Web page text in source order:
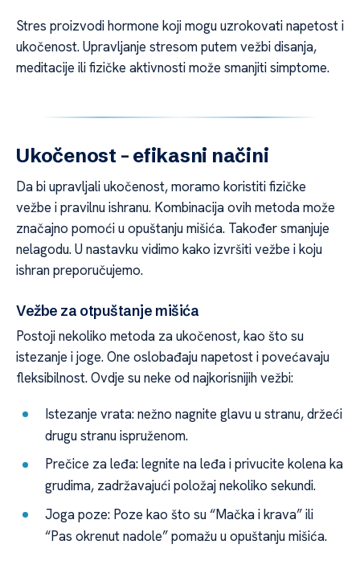
Stres proizvodi hormone koji mogu uzrokovati napetost i
ukočenost. Upravljanje stresom putem vežbi disanja,
meditacije ili fizičke aktivnosti može smanjiti simptome.
Ukočenost – efikasni načini
Da bi upravljali ukočenost, moramo koristiti fizičke
vežbe i pravilnu ishranu. Kombinacija ovih metoda može
značajno pomoći u opuštanju mišića. Također smanjuje
nelagodu. U nastavku vidimo kako izvršiti vežbe i koju
ishran preporučujemo.
Vežbe za otpuštanje mišića
Postoji nekoliko metoda za ukočenost, kao što su
istezanje i joge. One oslobađaju napetost i povećavaju
fleksibilnost. Ovdje su neke od najkorisnijih vežbi:
Istezanje vrata: nežno nagnite glavu u stranu, držeći
drugu stranu ispruženom.
Prečice za leđa: legnite na leđa i privucite kolena ka
grudima, zadržavajući položaj nekoliko sekundi.
Joga poze: Poze kao što su “Mačka i krava” ili
“Pas okrenut nadole” pomažu u opuštanju mišića.